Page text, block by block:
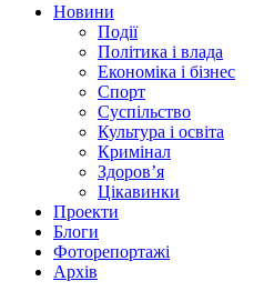
Новини
Події
Політика і влада
Економіка і бізнес
Спорт
Суспільство
Культура і освіта
Кримінал
Здоров’я
Цікавинки
Проекти
Блоги
Фоторепортажі
Архів